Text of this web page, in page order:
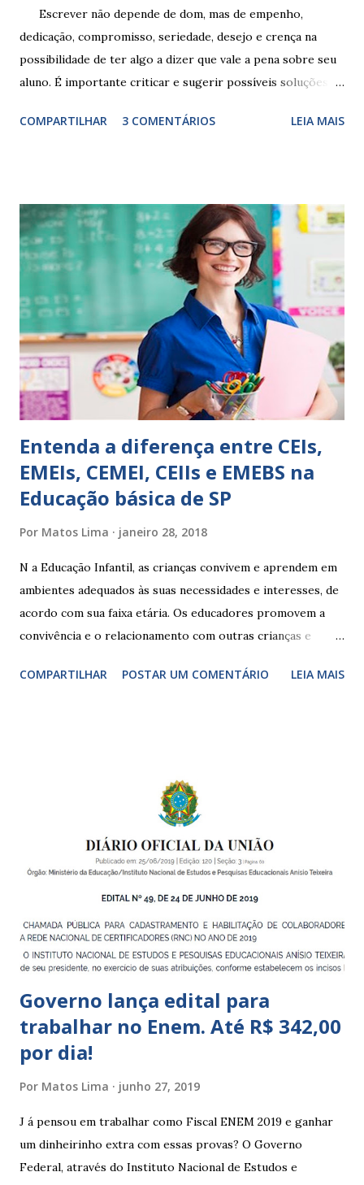
Escrever não depende de dom, mas de empenho,
dedicação, compromisso, seriedade, desejo e crença na
possibilidade de ter algo a dizer que vale a pena sobre seu
aluno. É importante criticar e sugerir possíveis soluções.
exercitação. E encontrar a melhor maneira de expressar o
sempre as intervenções feitas para ações apresentadas,
isso ressalta trabalho. SUGESTÕES DE PALAVRAS E
EXPRESSÕES PARA USO EM RELATÓRIOS Você pensa Você
escreve O aluno não sabe O aluno não adquiriu os
conceitos, está em fase de aprendizado. Não tem limites
Apresenta dificuldades de auto-regulação, pois… É nervoso
Ainda não desenvolveu habilidades para convívio no
ambiente...
COMPARTILHAR 3 COMENTÁRIOS LEIA MAIS
Entenda a diferença entre CEIs,
EMEIs, CEMEI, CEIIs e EMEBS na
Educação básica de SP
Por Matos Lima janeiro 28, 2018
N a Educação Infantil, as crianças convivem e aprendem em
ambientes adequados às suas necessidades e interesses, de
acordo com sua faixa etária. Os educadores promovem a
convivência e o relacionamento com outras crianças e
garantir o direito das crianças a uma educação integral e de
crianças de zero a 3 anos e 11 meses; – EMEIs - Escolas
Municipais de Educação Infantil, que atendem crianças de 4
a 5 anos e 11 meses; – CEMEI - Centro Municipal de
Educação Infantil, que recebe crianças de zero a 5 anos e 11
Indígena, e trabalham com cri...
COMPARTILHAR POSTAR UM COMENTÁRIO LEIA MAIS
Governo lança edital para
trabalhar no Enem. Até R$ 342,00
por dia!
Por Matos Lima junho 27, 2019
J á pensou em trabalhar como Fiscal ENEM 2019 e ganhar
um dinheirinho extra com essas provas? O Governo
Federal, através do Instituto Nacional de Estudos e